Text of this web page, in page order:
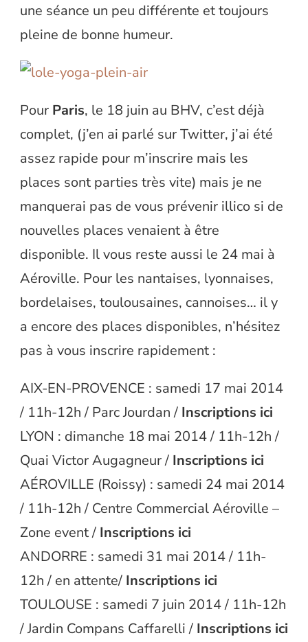
une séance un peu différente et toujours
pleine de bonne humeur.
Pour Paris, le 18 juin au BHV, c’est déjà
complet, (j’en ai parlé sur Twitter, j’ai été
assez rapide pour m’inscrire mais les
places sont parties très vite) mais je ne
manquerai pas de vous prévenir illico si de
nouvelles places venaient à être
disponible. Il vous reste aussi le 24 mai à
Aéroville. Pour les nantaises, lyonnaises,
bordelaises, toulousaines, cannoises… il y
a encore des places disponibles, n’hésitez
pas à vous inscrire rapidement :
AIX-EN-PROVENCE : samedi 17 mai 2014
/ 11h-12h / Parc Jourdan / Inscriptions ici
LYON : dimanche 18 mai 2014 / 11h-12h /
Quai Victor Augagneur / Inscriptions ici
AÉROVILLE (Roissy) : samedi 24 mai 2014
/ 11h-12h / Centre Commercial Aéroville –
Zone event / Inscriptions ici
ANDORRE : samedi 31 mai 2014 / 11h-
12h / en attente/ Inscriptions ici
TOULOUSE : samedi 7 juin 2014 / 11h-12h
/ Jardin Compans Caffarelli / Inscriptions ici